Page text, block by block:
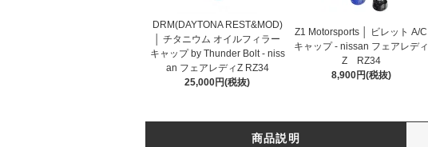
DRM(DAYTONA REST&MOD)
│ チタニウム オイルフィラー
キャップ by Thunder Bolt - niss
an フェアレディZ RZ34
25,000円(税抜)
Z1 Motorsports │ ビレット A/C
キャップ - nissan フェアレディ
Z RZ34
8,900円(税抜)
商品説明